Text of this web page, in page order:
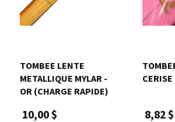
TOMBEE LENTE
METALLIQUE MYLAR -
OR (CHARGE RAPIDE)
10,00 $
CERISE
8,82 $